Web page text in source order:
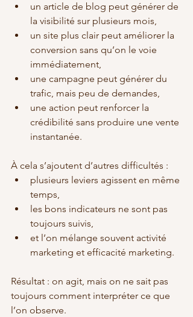
un article de blog peut générer de
la visibilité sur plusieurs mois,
un site plus clair peut améliorer la
conversion sans qu’on le voie
immédiatement,
une campagne peut générer du
trafic, mais peu de demandes,
une action peut renforcer la
crédibilité sans produire une vente
instantanée.
À cela s’ajoutent d’autres difficultés :
plusieurs leviers agissent en même
temps,
les bons indicateurs ne sont pas
toujours suivis,
et l’on mélange souvent activité
marketing et efficacité marketing.
Résultat : on agit, mais on ne sait pas
toujours comment interpréter ce que
l’on observe.